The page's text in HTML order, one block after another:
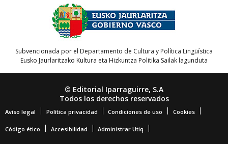
Subvencionada por el Departamento de Cultura y Política Lingüística
Eusko Jaurlaritzako Kultura eta Hizkuntza Politika Sailak lagunduta
© Editorial Iparraguirre, S.A
Todos los derechos reservados
Aviso legal Política privacidad Condiciones de uso Cookies
Código ético Accesibilidad Administrar Utiq